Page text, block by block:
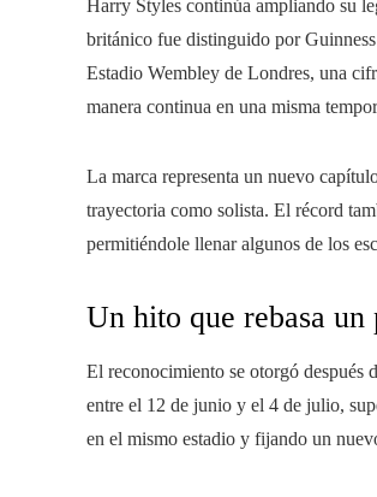
Harry Styles continúa ampliando su
británico fue distinguido por
Estadio Wembley de Londres, una
manera continua en una misma
La marca representa un nuevo
trayectoria como solista. El récord
permitiéndole llenar algunos de los
Un hito que rebasa
El reconocimiento se otorgó después
entre el 12 de junio y el 4 de julio,
en el mismo estadio y fijando un